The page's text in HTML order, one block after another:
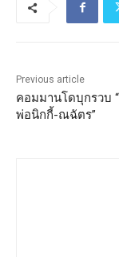
Previous article
คอมมานโดบุกรวบ
พ่อนิกกี้-ณฉัตร”